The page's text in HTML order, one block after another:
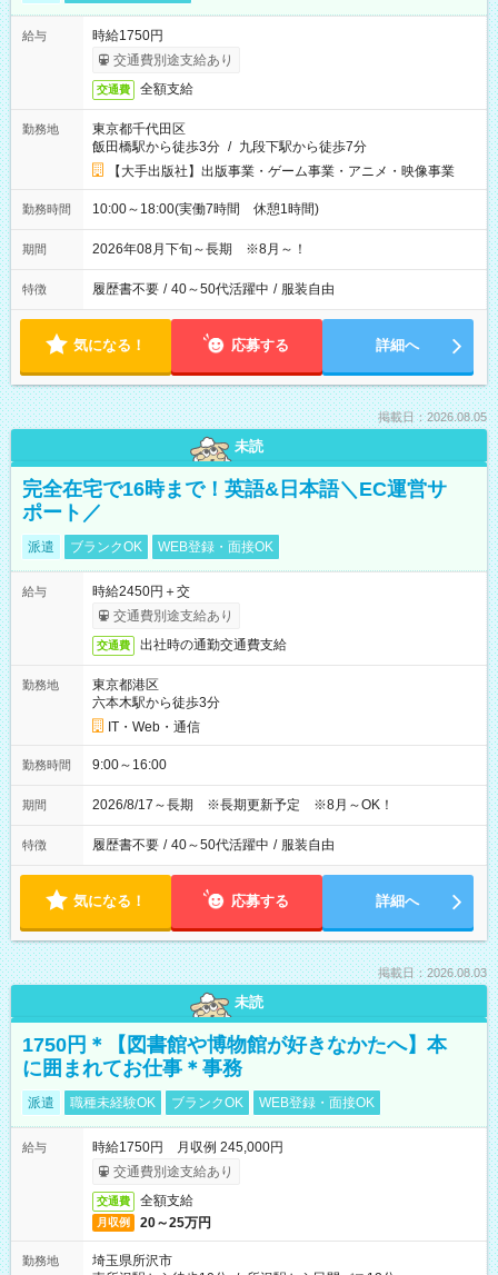
給与
時給1750円
交通費別途支給あり
交通費 全額支給
勤務地
東京都千代田区
飯田橋駅から徒歩3分 / 九段下駅から徒歩7分
【大手出版社】出版事業・ゲーム事業・アニメ・映像事業
勤務時間 10:00～18:00(実働7時間 休憩1時間)
期間 2026年08月下旬～長期 ※8月～！
特徴 履歴書不要 / 40～50代活躍中 / 服装自由
気になる！ 応募する 詳細へ
掲載日：2026.08.05
未読
完全在宅で16時まで！英語&日本語＼EC運営サ
ポート／
派遣 ブランクOK WEB登録・面接OK
給与
時給2450円＋交
交通費別途支給あり
交通費 出社時の通勤交通費支給
勤務地
東京都港区
六本木駅から徒歩3分
IT・Web・通信
勤務時間 9:00～16:00
期間 2026/8/17～長期 ※長期更新予定 ※8月～OK！
特徴 履歴書不要 / 40～50代活躍中 / 服装自由
気になる！ 応募する 詳細へ
掲載日：2026.08.03
未読
1750円＊【図書館や博物館が好きなかたへ】本
に囲まれてお仕事＊事務
派遣 職種未経験OK ブランクOK WEB登録・面接OK
給与
時給1750円 月収例 245,000円
交通費別途支給あり
交通費 全額支給
月収例 20～25万円
勤務地
埼玉県所沢市